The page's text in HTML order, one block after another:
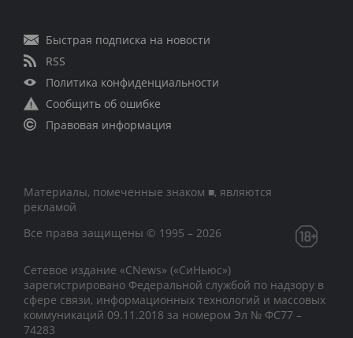
Быстрая подписка на новости
RSS
Политика конфиденциальности
Сообщить об ошибке
Правовая информация
Материалы, помеченные знаком ■, являются
рекламой
Все права защищены © 1995 – 2026
Сетевое издание «CNews» («СиНьюс»)
зарегистрировано Федеральной службой по надзору в
сфере связи, информационных технологий и массовых
коммуникаций 09.11.2018 за номером Эл № ФС77 –
74283